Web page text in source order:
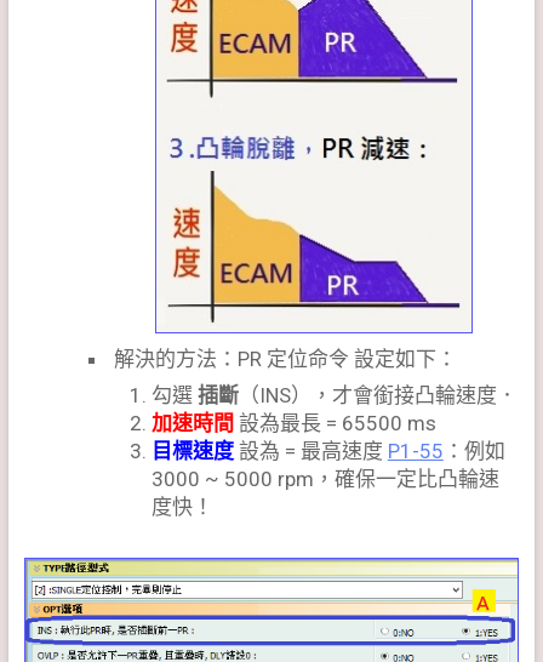
解決的方法：PR 定位命令 設定如下：
勾選 插斷（INS），才會銜接凸輪速度．
加速時間 設為最長 = 65500 ms
目標速度設為 = 最高速度 P1-55 ：例如
3000 ~ 5000 rpm，確保一定比凸輪速
度快！